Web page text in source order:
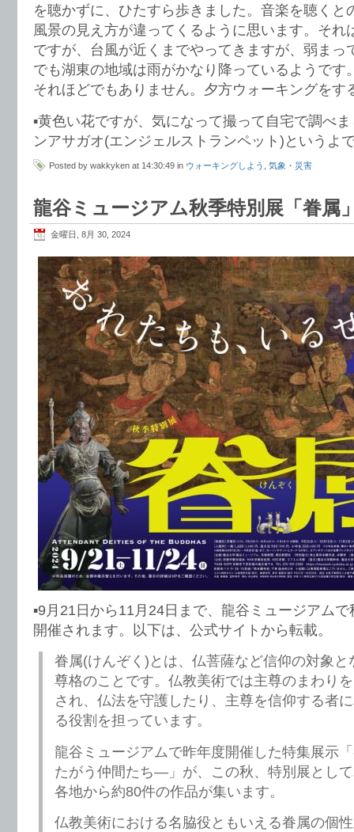
を聴かずに、ひたすら歩きました。音楽を聴くと
風景の見え方が違ってくるように思います。それ
ですが、台風が近くまでやってきますが、弱まっ
でも湖東の地域は雨がかなり降っているようです
それほどでもありません。夕方ウォーキングをす
▪️黄色い花ですが、気になって撮って自宅で調べ
ンアサガオ(エンジェルストランペット)というよ
Posted by wakkyken at 14:30:49 in ウォーキングしよう 気象・災害
龍谷ミュージアム秋季特別展「眷属
金曜日, 8月 30, 2024
▪️9月21日から11月24日まで、龍谷ミュージアム
開催されます。以下は、公式サイトから転載。
眷属(けんぞく)とは、仏菩薩など信仰の対象
尊格のことです。仏教美術では主尊のまわり
され、仏法を守護したり、主尊を信仰する者
る役割を担っています。
龍谷ミュージアムで昨年度開催した特集展示
たがう仲間たち―」が、この秋、特別展とし
各地から約80件の作品が集います。
仏教美術における名脇役ともいえる眷属の個